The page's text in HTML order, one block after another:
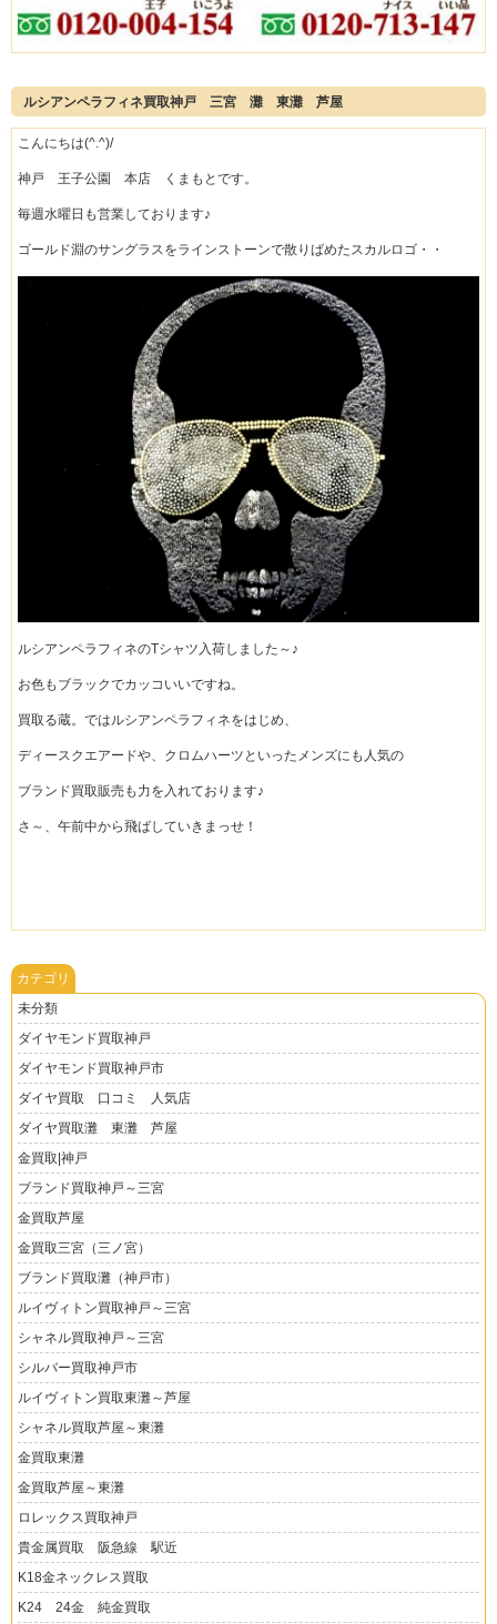
ルシアンペラフィネ買取神戸 三宮 灘 東灘 芦屋
こんにちは(^.^)/
神戸 王子公園 本店 くまもとです。
毎週水曜日も営業しております♪
ゴールド淵のサングラスをラインストーンで散りばめたスカルロゴ・・
ルシアンペラフィネのTシャツ入荷しました～♪
お色もブラックでカッコいいですね。
買取る蔵。ではルシアンペラフィネをはじめ、
ディースクエアードや、クロムハーツといったメンズにも人気の
ブランド買取販売も力を入れております♪
さ～、午前中から飛ばしていきまっせ！
カテゴリ
未分類
ダイヤモンド買取神戸
ダイヤモンド買取神戸市
ダイヤ買取 口コミ 人気店
ダイヤ買取灘 東灘 芦屋
金買取|神戸
ブランド買取神戸～三宮
金買取芦屋
金買取三宮（三ノ宮）
ブランド買取灘（神戸市）
ルイヴィトン買取神戸～三宮
シャネル買取神戸～三宮
シルバー買取神戸市
ルイヴィトン買取東灘～芦屋
シャネル買取芦屋～東灘
金買取東灘
金買取芦屋～東灘
ロレックス買取神戸
貴金属買取 阪急線 駅近
K18金ネックレス買取
K24 24金 純金買取